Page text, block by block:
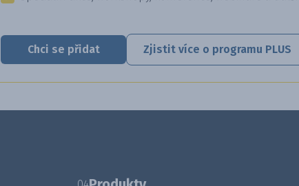
Chci se přidat Zjistit více o programu PLUS